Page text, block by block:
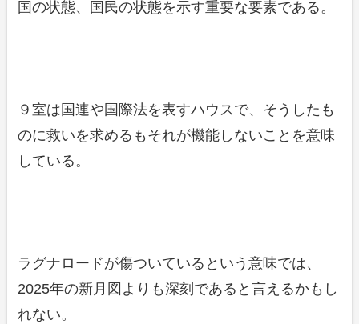
国の状態、国民の状態を示す重要な要素である。
９室は国連や国際法を表すハウスで、そうしたも
のに救いを求めるもそれが機能しないことを意味
している。
ラグナロードが傷ついているという意味では、
2025年の新月図よりも深刻であると言えるかもし
れない。